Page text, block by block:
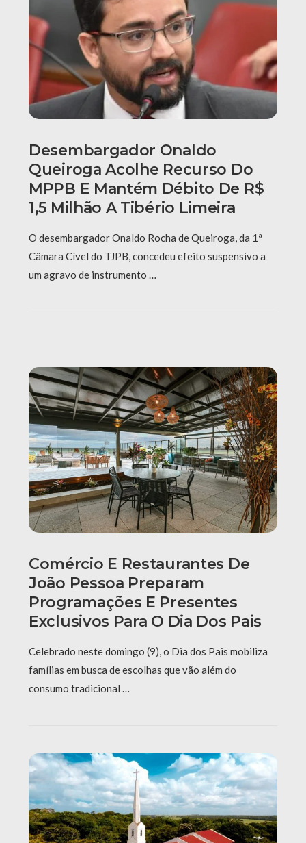
Desembargador Onaldo
Queiroga Acolhe Recurso Do
MPPB E Mantém Débito De R$
1,5 Milhão A Tibério Limeira
O desembargador Onaldo Rocha de Queiroga, da 1ª
Câmara Cível do TJPB, concedeu efeito suspensivo a
um agravo de instrumento …
Comércio E Restaurantes De
João Pessoa Preparam
Programações E Presentes
Exclusivos Para O Dia Dos Pais
Celebrado neste domingo (9), o Dia dos Pais mobiliza
famílias em busca de escolhas que vão além do
consumo tradicional …